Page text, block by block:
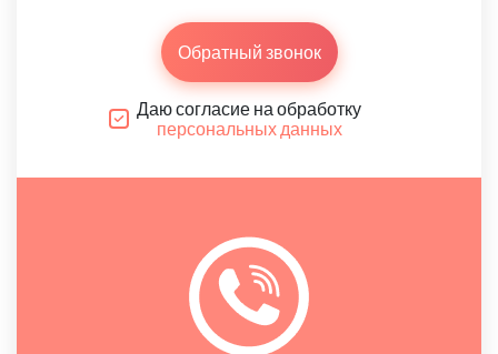
Обратный звонок
Даю согласие на обработку
персональных данных